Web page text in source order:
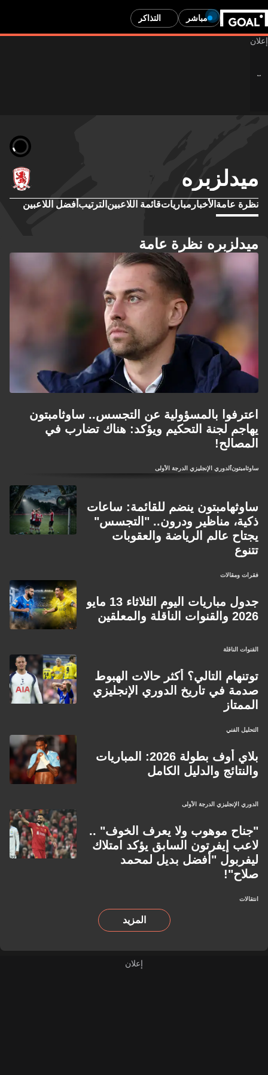
مباشر التذاكر
ميدلزبره
نظرة عامة الأخبار مبارياتقائمة اللاعبين الترتيب أفضل اللاعبين
ميدلزبره نظرة عامة
اعترفوا بالمسؤولية عن التجسس.. ساوثامبتون
يهاجم لجنة التحكيم ويؤكد: هناك تضارب في
المصالح!
ساوثامبتونالدوري الإنجليزي الدرجة الأولى
ساوثهامبتون ينضم للقائمة: ساعات
ذكية، مناظير ودرون.. "التجسس"
يجتاح عالم الرياضة والعقوبات
تتنوع
فقرات ومقالات
جدول مباريات اليوم الثلاثاء 13 مايو
2026 والقنوات الناقلة والمعلقين
القنوات الناقلة
توتنهام التالي؟ أكثر حالات الهبوط
صدمة في تاريخ الدوري الإنجليزي
الممتاز
التحليل الفني
بلاي أوف بطولة 2026: المباريات
والنتائج والدليل الكامل
الدوري الإنجليزي الدرجة الأولى
"جناح موهوب ولا يعرف الخوف" ..
لاعب إيفرتون السابق يؤكد امتلاك
ليفربول "أفضل بديل لمحمد
صلاح"!
انتقالات
المزيد